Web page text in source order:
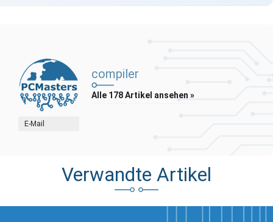
E-Mail
compiler
Alle 178 Artikel ansehen »
Verwandte Artikel